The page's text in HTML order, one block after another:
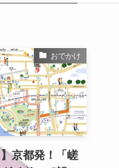
おでかけ
】京都発！「嵯